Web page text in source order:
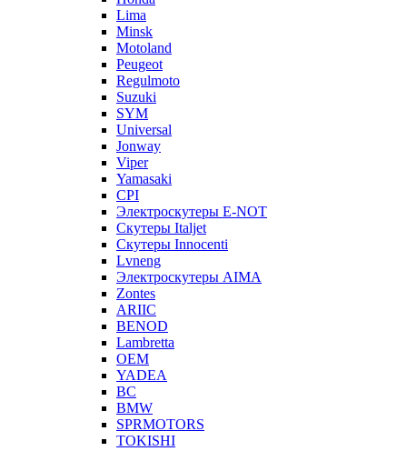
Lima
Minsk
Motoland
Peugeot
Regulmoto
Suzuki
SYM
Universal
Jonway
Viper
Yamasaki
CPI
Электроскутеры E-NOT
Скутеры Italjet
Скутеры Innocenti
Lvneng
Электроскутеры AIMA
Zontes
ARIIC
BENOD
Lambretta
OEM
YADEA
BC
BMW
SPRMOTORS
TOKISHI